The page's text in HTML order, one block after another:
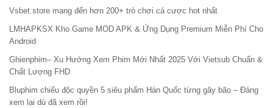
Vsbet.store mang đến hơn 200+ trò chơi cá cược hot nhất
LMHAPKSX Kho Game MOD APK & Ứng Dụng Premium Miễn Phí Cho
Android
Ghienphim– Xu Hướng Xem Phim Mới Nhất 2025 Với Vietsub Chuẩn &
Chất Lượng FHD
Bluphim chiếu độc quyền 5 siêu phẩm Hàn Quốc từng gây bão – Đáng
xem lại dù đã xem rồi!